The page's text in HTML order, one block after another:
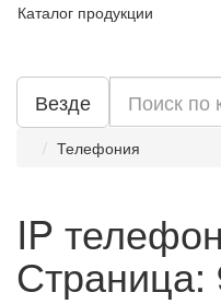
Каталог продукции
Везде
Телефония
IP
Страница: